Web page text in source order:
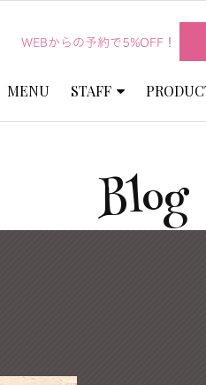
WEBからの予約で5%OFF！
MENU STAFF
Blog